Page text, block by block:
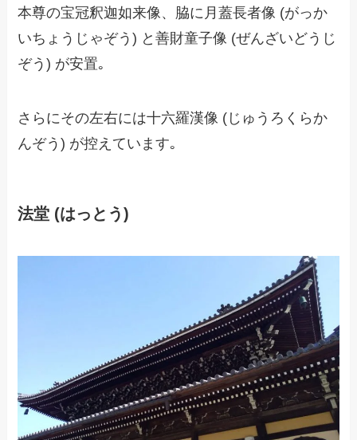
本尊の宝冠釈迦如来像、脇に月蓋長者像 (がっか
いちょうじゃぞう) と善財童子像 (ぜんざいどうじ
ぞう) が安置｡
さらにその左右には十六羅漢像 (じゅうろくらか
んぞう) が控えています｡
法堂 (はっとう)